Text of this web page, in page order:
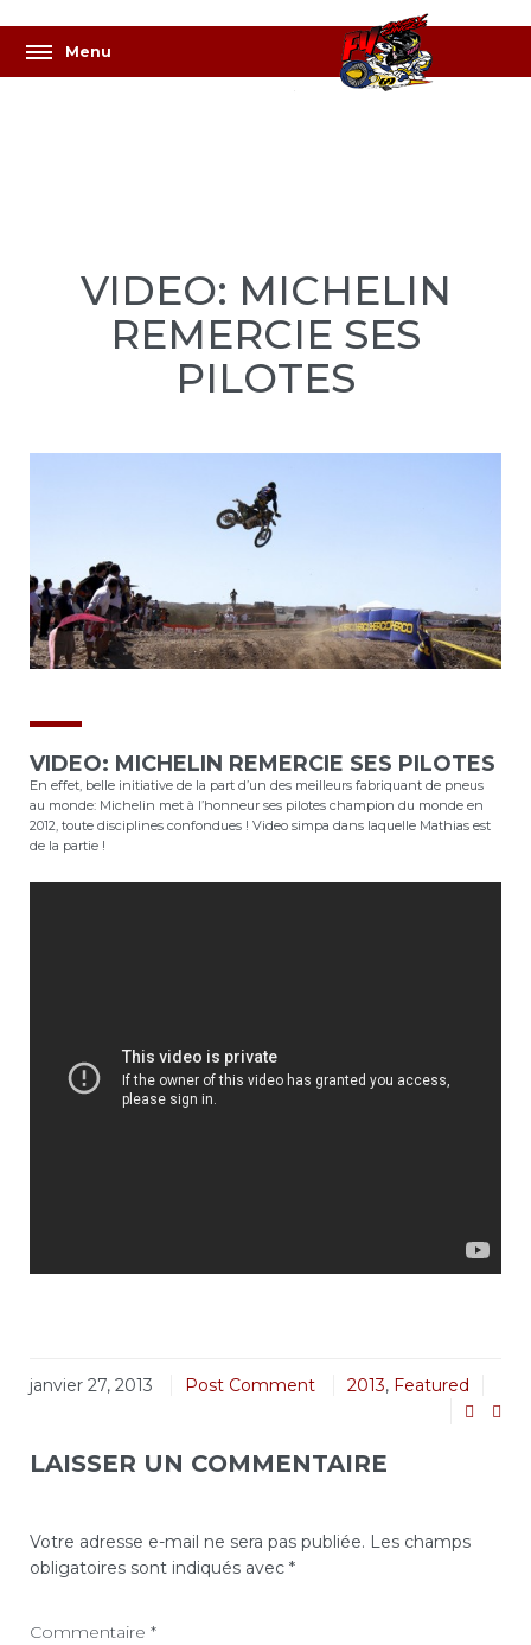
VIDEO: MICHELIN
REMERCIE SES
PILOTES
VIDEO: MICHELIN REMERCIE SES PILOTES
En effet, belle initiative de la part d’un des meilleurs fabriquant de pneus
au monde: Michelin met à l’honneur ses pilotes champion du monde en
2012, toute disciplines confondues ! Video simpa dans laquelle Mathias est
de la partie !
janvier 27, 2013 Post Comment 2013, Featured
LAISSER UN COMMENTAIRE
Votre adresse e-mail ne sera pas publiée. Les champs
obligatoires sont indiqués avec *
Commentaire *